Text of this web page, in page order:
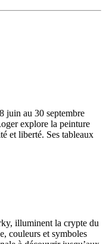
juin au 30 septembre
explore la peinture
et liberté. Ses tableaux
illuminent la crypte du
couleurs et symboles